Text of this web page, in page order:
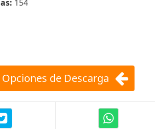
154
Opciones de Descarga